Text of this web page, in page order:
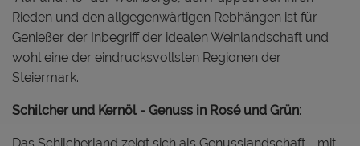
Rieden und den allgegenwärtigen Rebhängen ist für
Genießer der Inbegriff der idealen Weinlandschaft und
wohl eine der eindrucksvollsten Regionen der
Steiermark.
Schilcher und Kernöl - Genuss in Rosé und Grün: